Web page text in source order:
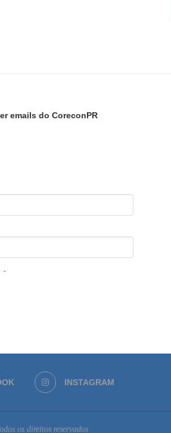
emails do CoreconPR
INSTAGRAM
os direitos reservados